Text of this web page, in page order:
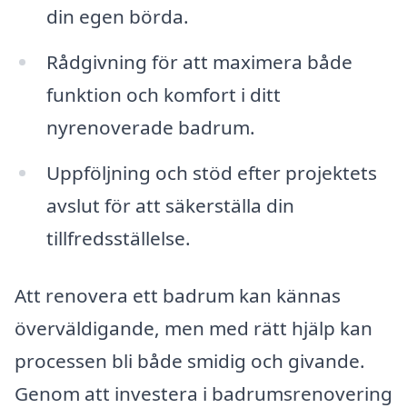
din egen börda.
Rådgivning för att maximera både
funktion och komfort i ditt
nyrenoverade badrum.
Uppföljning och stöd efter projektets
avslut för att säkerställa din
tillfredsställelse.
Att renovera ett badrum kan kännas
överväldigande, men med rätt hjälp kan
processen bli både smidig och givande.
Genom att investera i badrumsrenovering